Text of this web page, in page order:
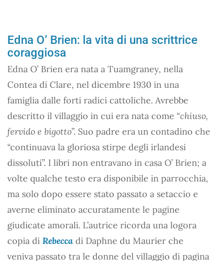
Edna O’ Brien: la vita di una scrittrice
coraggiosa
Edna O’ Brien era nata a Tuamgraney, nella
Contea di Clare, nel dicembre 1930 in una
famiglia dalle forti radici cattoliche. Avrebbe
descritto il villaggio in cui era nata come “chiuso,
fervido e bigotto”. Suo padre era un contadino che
“continuava la gloriosa stirpe degli irlandesi
dissoluti”. I libri non entravano in casa O’ Brien; a
volte qualche testo era disponibile in parrocchia,
ma solo dopo essere stato passato a setaccio e
averne eliminato accuratamente le pagine
giudicate amorali. L’autrice ricorda una logora
copia di Rebecca di Daphne du Maurier che
veniva passato tra le donne del villaggio di pagina